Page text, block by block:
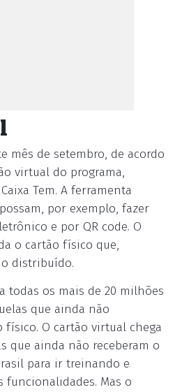
mês de setembro, de acordo
virtual do programa,
Tem. A ferramenta
por exemplo, fazer
e por QR code. O
o cartão físico que,
distribuído.
todas os mais de 20 milhões
que ainda não
físico. O cartão virtual chega
que ainda não receberam o
para ir treinando e
funcionalidades. Mas o